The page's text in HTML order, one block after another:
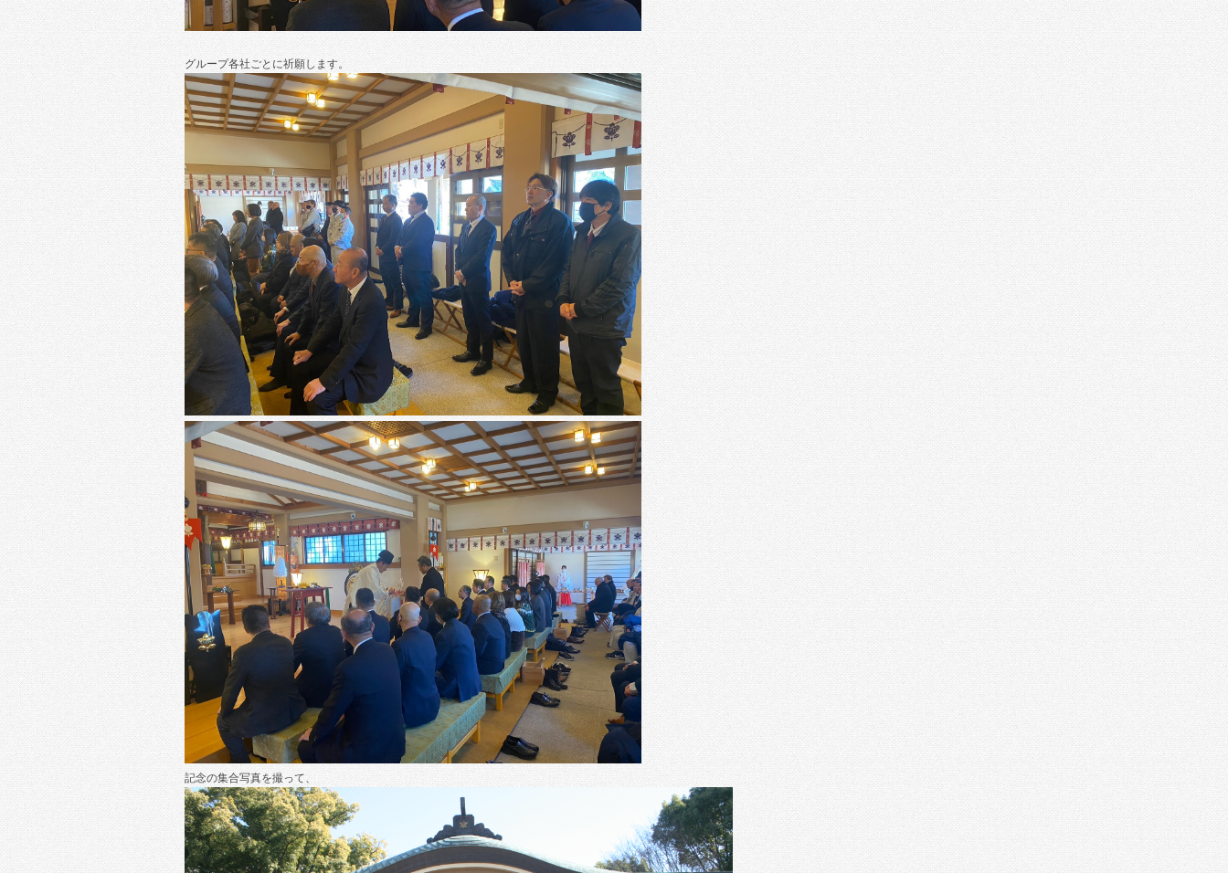
グループ各社ごとに祈願します。
記念の集合写真を撮って、